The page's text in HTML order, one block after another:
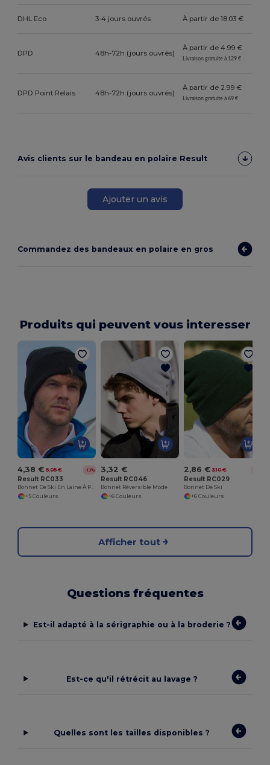
DHL Eco 3-4 jours ouvrés À partir de 18.03 €
DPD 48h-72h (jours ouvrés)
À partir de 4.99 €
Livraison gratuite à 129 €
DPD Point Relais 48h-72h (jours ouvrés)
À partir de 2.99 €
Livraison gratuite à 69 €
Avis clients sur le bandeau en polaire Result
Ajouter un avis
Commandez des bandeaux en polaire en gros
Produits qui peuvent vous interesser
4,38 € 5,05 € -13%
Result RC033
Bonnet De Ski En Laine À Protection Isotherme Thinsulate™
+5 Couleurs
3,32 €
Result RC046
Bonnet Réversible Mode
+6 Couleurs
2,86 € 3,10 €
Result RC029
Bonnet De Ski
+6 Couleurs
Afficher tout
Questions fréquentes
Est-il adapté à la sérigraphie ou à la broderie ?
Est-ce qu'il rétrécit au lavage ?
Quelles sont les tailles disponibles ?